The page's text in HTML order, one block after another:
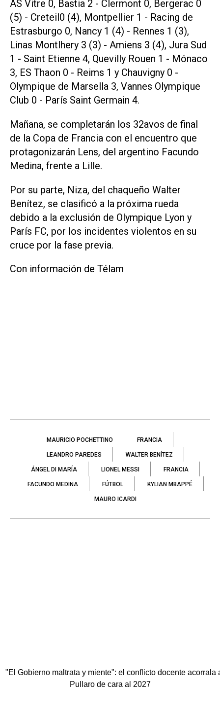
AS Vitre 0, Bastia 2 - Clermont 0, Bergerac 0
(5) - Creteil0 (4), Montpellier 1 - Racing de
Estrasburgo 0, Nancy 1 (4) - Rennes 1 (3),
Linas Montlhery 3 (3) - Amiens 3 (4), Jura Sud
1 - Saint Etienne 4, Quevilly Rouen 1 - Mónaco
3, ES Thaon 0 - Reims 1 y Chauvigny 0 -
Olympique de Marsella 3, Vannes Olympique
Club 0 - París Saint Germain 4.
Mañana, se completarán los 32avos de final
de la Copa de Francia con el encuentro que
protagonizarán Lens, del argentino Facundo
Medina, frente a Lille.
Por su parte, Niza, del chaqueño Walter
Benítez, se clasificó a la próxima rueda
debido a la exclusión de Olympique Lyon y
París FC, por los incidentes violentos en su
cruce por la fase previa.
Con información de Télam
MAURICIO POCHETTINO FRANCIA
LEANDRO PAREDES WALTER BENÍTEZ
ÁNGEL DI MARÍA LIONEL MESSI FRANCIA
FACUNDO MEDINA FÚTBOL KYLIAN MBAPPÉ
MAURO ICARDI